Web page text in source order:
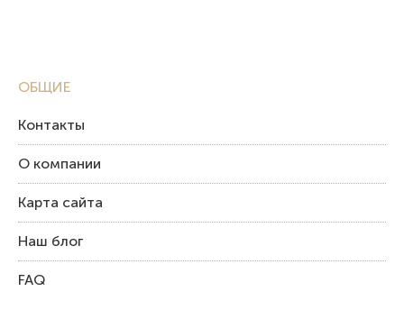
ОБЩИЕ
Контакты
О компании
Карта сайта
Наш блог
FAQ